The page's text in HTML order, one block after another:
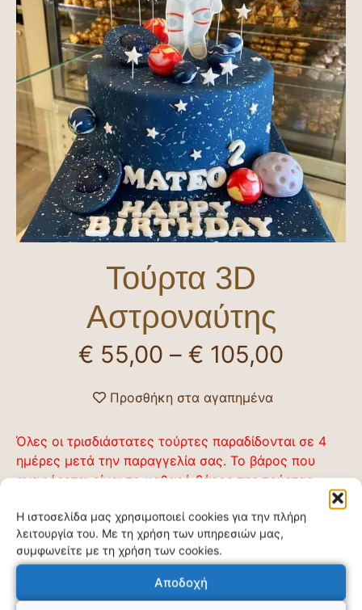
Η ιστοσελίδα μας χρησιμοποιεί cookies για την πλήρη
λειτουργία του. Με τη χρήση των υπηρεσιών μας,
συμφωνείτε με τη χρήση των cookies.
Αποδοχή
Τούρτα 3D
Αστροναύτης
€ 55,00 – € 105,00
Προσθήκη στα αγαπημένα
Όλες οι τρισδιάστατες τούρτες παραδίδονται σε 4
ημέρες μετά την παραγγελία σας. Το βάρος που
αναφέρεται είναι το καθαρό βάρος της τούρτας
Σχετικά προϊόντα